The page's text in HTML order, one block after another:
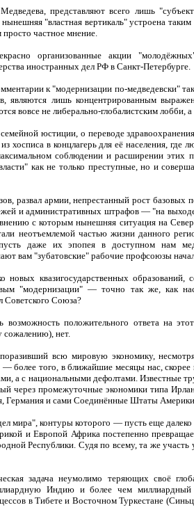
представляют всего лишь
"властная вертикаль" устроена
просто частное мнение.
организованные акции
иностранных дел РФ в Санкт-Петербурге.
к "модернизации по-медведевски"
являются лишь концентрированным
вовсе не либерально-глобалистским лобби,
юстиции, о переводе
хосписа в концлагерь для её населения,
соблюдении и расширении этих
как не только преступные, но и
развал армии, непрестанный рост базовых
и административных штрафов — "на
с которым нынешняя ситуация на
неотъемлемой частью жизни данного
даже их эпопея в доступном нам
вам "зубатовские" рабочие профсоюзы
новых квазигосударственных образований,
"модернизации" — точно так же, как
Советского Союза?
положительного ответа на
сожалению), нет.
всю мировую экономику,
более того, в ближайшие месяцы нас, скорее
а с национальными дефолтами. Известные
через промежуточные экономики типа
Германия и сами Соединённые Штаты
мира", контуры которого — пусть еще
и Европой Африка постепенно
Республики. Судя по всему, та же
задача неумолимо теряющих своё
Индию и более чем миллиардный
в Тибете и Восточном Туркестане